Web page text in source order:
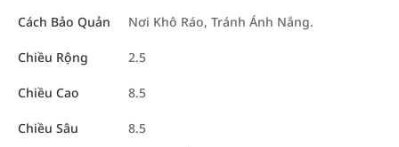
Cách Bảo Quản Nơi Khô Ráo, Tránh Ánh Nắng.
Chiều Rộng 2.5
Chiều Cao 8.5
Chiều Sâu 8.5